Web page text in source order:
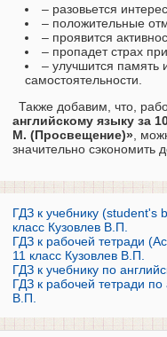
– разовьется
– положительные
– проявится
– пропадет страх
– улучшится память
самостоятельности.
Также добавим, что,
английскому языку за
М. (Просвещение)» ,
значительно сэкономить
ГДЗ к учебнику (student's
класс Кузовлев В.П.
ГДЗ к рабочей тетради
11 класс Кузовлев В.П.
ГДЗ к учебнику по
ГДЗ к рабочей тетради по
В.П.